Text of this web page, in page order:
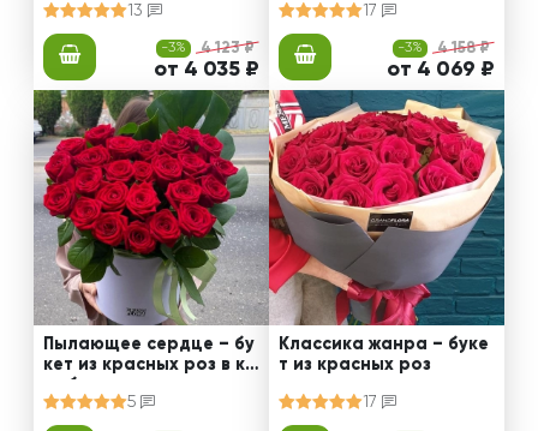
13
-3% 4 123 ₽
от 4 035 ₽
17
-3% 4 158 ₽
от 4 069 ₽
Пылающее сердце – бу
кет из красных роз в ко
робке
5
Классика жанра – буке
т из красных роз
17